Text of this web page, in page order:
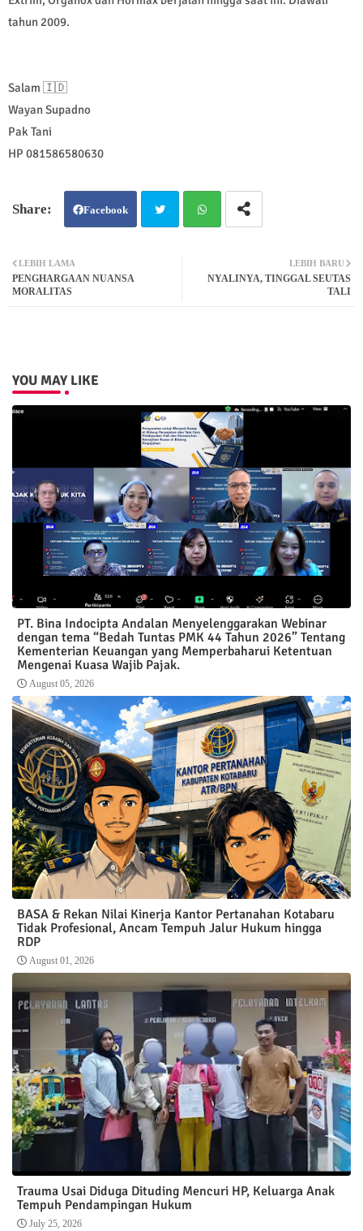
tahun 2009.
Salam 🇮🇩
Wayan Supadno
Pak Tani
HP 081586580630
Facebook
atsa
LEBIH BARU
NYALINYA, TINGGAL SEUTAS
TALI
LEBIH LAMA
PENGHARGAAN NUANSA
MORALITAS
YOU MAY LIKE
PT. Bina Indocipta Andalan Menyelenggarakan Webinar
dengan tema “Bedah Tuntas PMK 44 Tahun 2026” Tentang
Kementerian Keuangan yang Memperbaharui Ketentuan
Mengenai Kuasa Wajib Pajak.
August 05, 2026
BASA & Rekan Nilai Kinerja Kantor Pertanahan Kotabaru
Tidak Profesional, Ancam Tempuh Jalur Hukum hingga
RDP
August 01, 2026
Trauma Usai Diduga Dituding Mencuri HP, Keluarga Anak
Tempuh Pendampingan Hukum
July 25, 2026